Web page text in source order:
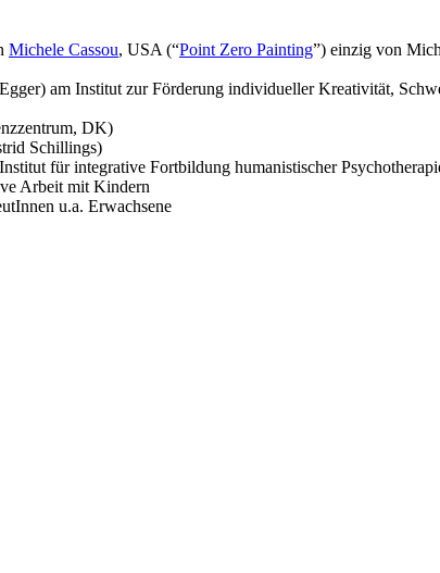
Michele Cas­sou, USA (“Point Zero Paint­ing”) einzig von
am Insti­tut zur Förderung indi­vidu­eller Kreativ­ität,
DK)
Schillings)
für inte­gra­tive Fort­bil­dung human­is­tis­ch­er
Arbeit mit Kindern
u.a. Erwachsene